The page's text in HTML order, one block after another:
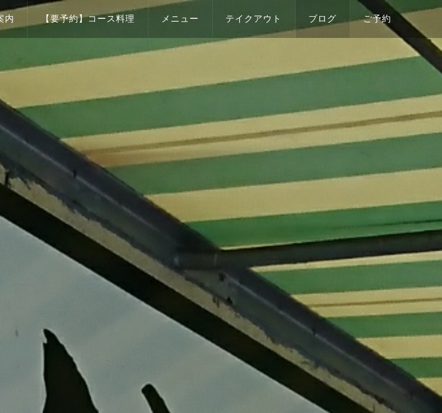
内 【要予約】コース料理 メニュー テイクアウト ブログ ご予約